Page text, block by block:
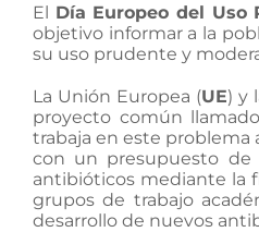
El Día Europeo del
objetivo informar a la
su uso prudente y
La Unión Europea (UE) y
proyecto común llamado
trabaja en este problema
con un presupuesto de
antibióticos mediante la
grupos de trabajo
desarrollo de nuevos